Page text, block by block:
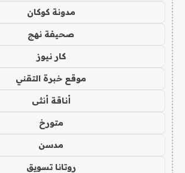
مدونة كوكان
صحيفة نهج
كار نيوز
موقع خبرة التقني
أناقة أنثى
متورخ
مدسن
روتانا تسويق